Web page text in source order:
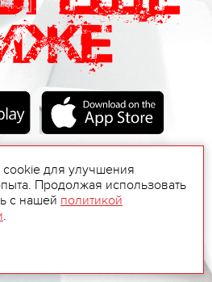
cookie для улучшения
Продолжая использовать
с нашей политикой
.